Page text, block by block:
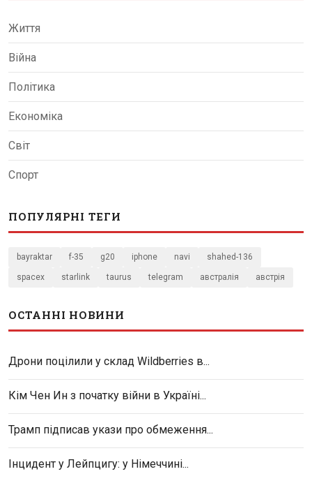
Життя
Війна
Політика
Економіка
Світ
Спорт
ПОПУЛЯРНІ ТЕГИ
bayraktar f-35 g20 iphone navi shahed-136
spacex starlink taurus telegram австралія австрія
ОСТАННІ НОВИНИ
Дрони поцілили у склад Wildberries в...
Кім Чен Ин з початку війни в Україні...
Трамп підписав укази про обмеження...
Інцидент у Лейпцигу: у Німеччині...